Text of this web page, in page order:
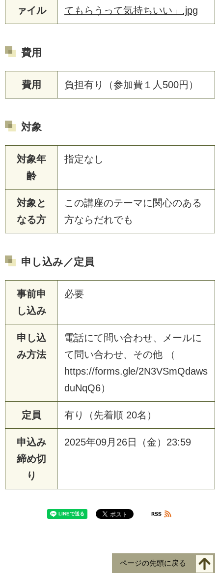
ァイル
てもらうって気持ちいい」.jpg
費用
費用 負担有り（参加費１人500円）
対象
対象年
齢
指定なし
対象と
なる方
この講座のテーマに関心のある
方ならだれでも
申し込み／定員
事前申
し込み
必要
申し込
み方法
電話にて問い合わせ、メールに
て問い合わせ、その他 （
https://forms.gle/2N3VSmQdaws
duNqQ6）
定員 有り（先着順 20名）
申込み
締め切
り
2025年09月26日（金）23:59
ページの先頭に戻る